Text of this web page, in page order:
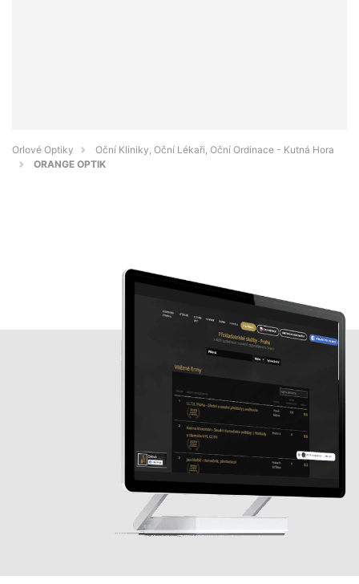
Orlové Optiky
Oční Kliniky, Oční Lékaři, Oční Ordinace - Kutná Hora
ORANGE OPTIK